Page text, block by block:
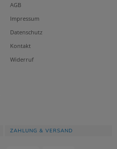
AGB
Impressum
Datenschutz
Kontakt
Widerruf
ZAHLUNG & VERSAND